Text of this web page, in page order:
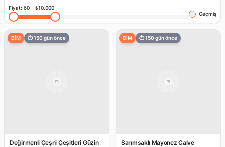
Fiyat: ₺0 - ₺10.000
Geçmiş
BİM ⏱150 gün önce
Değirmenli Çeşni Çeşitleri Güzin
BİM ⏱150 gün önce
Sarımsaklı Mayonez Calve